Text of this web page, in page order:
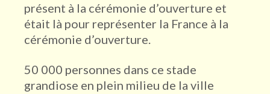
présent à la cérémonie d’ouverture et
était là pour représenter la France à la
cérémonie d’ouverture.
50 000 personnes dans ce stade
grandiose en plein milieu de la ville